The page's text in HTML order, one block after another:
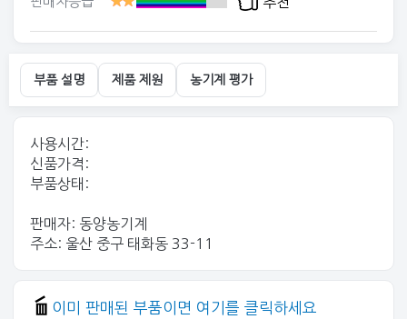
부품 설명 제품 제원 농기계 평가
사용시간:
신품가격:
부품상태:
판매자: 동양농기계
주소: 울산 중구 태화동 33-11
이미 판매된 부품이면 여기를 클릭하세요